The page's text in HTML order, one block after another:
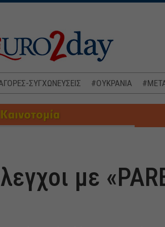
ΣΥΓΧΩΝΕΥΣΕΙΣ #ΟΥΚΡΑΝΙΑ
με